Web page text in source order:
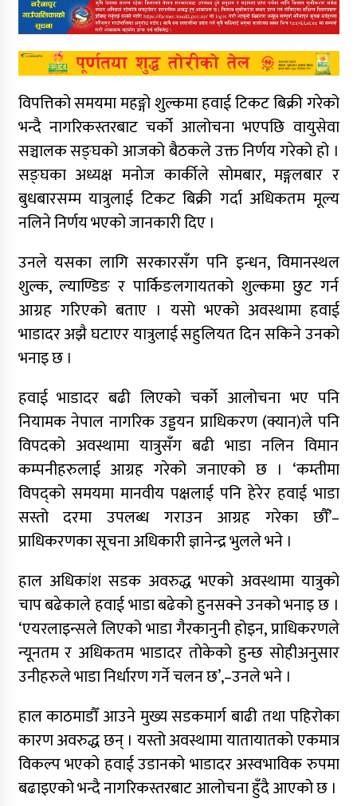
विपत्तिको समयमा महङ्गो शुल्कमा हवाई टिकट बिक्री गरेको
भन्दै नागरिकस्तरबाट चर्को आलोचना भएपछि वायुसेवा
सञ्चालक सङ्घको आजको बैठकले उक्त निर्णय गरेको हो ।
सङ्घका अध्यक्ष मनोज कार्कीले सोमबार, मङ्गलबार र
बुधबारसम्म यात्रुलाई टिकट बिक्री गर्दा अधिकतम मूल्य
नलिने निर्णय भएको जानकारी दिए ।
उनले यसका लागि सरकारसँग पनि इन्धन, विमानस्थल
शुल्क, ल्याण्डिङ र पार्किङलगायतको शुल्कमा छुट गर्न
आग्रह गरिएको बताए । यसो भएको अवस्थामा हवाई
भाडादर अझै घटाएर यात्रुलाई सहुलियत दिन सकिने उनको
भनाइ छ ।
हवाई भाडादर बढी लिएको चर्को आलोचना भए पनि
नियामक नेपाल नागरिक उड्डयन प्राधिकरण (क्यान)ले पनि
विपदको अवस्थामा यात्रुसँग बढी भाडा नलिन विमान
कम्पनीहरुलाई आग्रह गरेको जनाएको छ । ‘कम्तीमा
विपद्को समयमा मानवीय पक्षलाई पनि हेरेर हवाई भाडा
सस्तो दरमा उपलब्ध गराउन आग्रह गरेका छौँ’–
प्राधिकरणका सूचना अधिकारी ज्ञानेन्द्र भुलले भने ।
हाल अधिकांश सडक अवरुद्ध भएको अवस्थामा यात्रुको
चाप बढेकाले हवाई भाडा बढेको हुनसक्ने उनको भनाइ छ ।
‘एयरलाइन्सले लिएको भाडा गैरकानुनी होइन, प्राधिकरणले
न्यूनतम र अधिकतम भाडादर तोकेको हुन्छ सोहीअनुसार
उनीहरुले भाडा निर्धारण गर्ने चलन छ’,–उनले भने ।
हाल काठमाडौँ आउने मुख्य सडकमार्ग बाढी तथा पहिरोका
कारण अवरुद्ध छन् । यस्तो अवस्थामा यातायातको एकमात्र
विकल्प भएको हवाई उडानको भाडादर अस्वभाविक रुपमा
बढाइएको भन्दै नागरिकस्तरबाट आलोचना हुँदै आएको छ ।